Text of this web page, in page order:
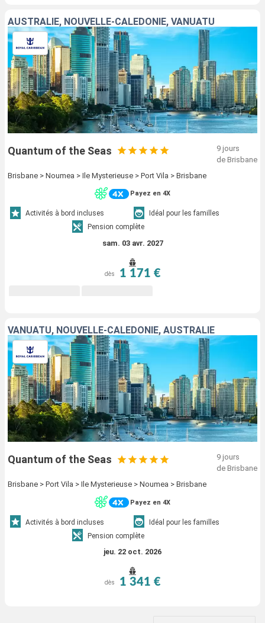
AUSTRALIE, NOUVELLE-CALÉDONIE, VANUATU
Quantum of the Seas
9 jours
de Brisbane
Brisbane > Noumea > Ile Mysterieuse > Port Vila > Brisbane
Payez en 4X
Activités à bord incluses
Idéal pour les familles
Pension complète
sam. 03 avr. 2027
dès 1 171 €
VANUATU, NOUVELLE-CALÉDONIE, AUSTRALIE
Quantum of the Seas
9 jours
de Brisbane
Brisbane > Port Vila > Ile Mysterieuse > Noumea > Brisbane
Payez en 4X
Activités à bord incluses
Idéal pour les familles
Pension complète
jeu. 22 oct. 2026
dès 1 341 €